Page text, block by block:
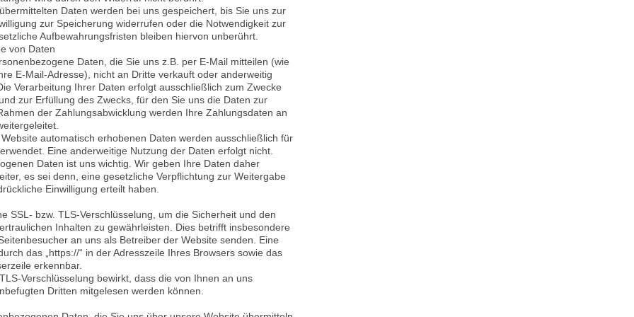
Daten werden bei uns gespeichert, bis Sie uns zur
zur Speicherung widerrufen oder die Notwendigkeit zur
Aufbewahrungsfristen bleiben hiervon unberührt.
von Daten
Daten, die Sie uns z.B. per E-Mail mitteilen (wie
E-Mail-Adresse), nicht an Dritte verkauft oder anderweitig
Verarbeitung Ihrer Daten erfolgt ausschließlich zum Zwecke
zur Erfüllung des Zwecks, für den Sie uns die Daten zur
der Zahlungsabwicklung werden Ihre Zahlungsdaten an
automatisch erhobenen Daten werden ausschließlich für
Eine anderweitige Nutzung der Daten erfolgt nicht.
Daten ist uns wichtig. Wir geben Ihre Daten daher
es sei denn, eine gesetzliche Verpflichtung zur Weitergabe
Einwilligung erteilt haben.
SSL- bzw. TLS-Verschlüsselung, um die Sicherheit und den
Inhalten zu gewährleisten. Dies betrifft insbesondere
an uns als Betreiber der Website senden. Eine
das „https://“ in der Adresszeile Ihres Browsers sowie das
erkennbar.
Verschlüsselung bewirkt, dass die von Ihnen an uns
Dritten mitgelesen werden können.